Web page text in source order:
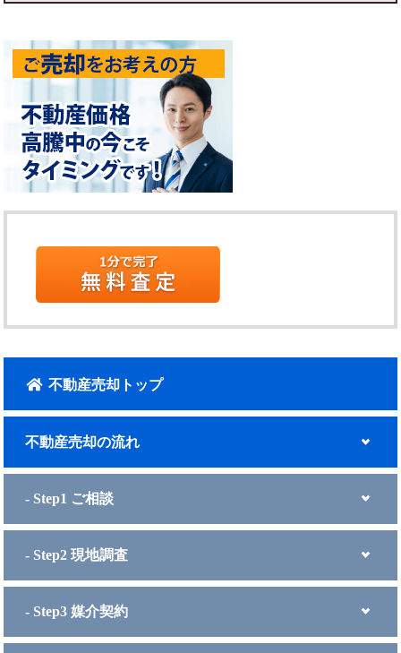
不動産売却トップ
不動産売却の流れ
- Step1 ご相談
- Step2 現地調査
- Step3 媒介契約